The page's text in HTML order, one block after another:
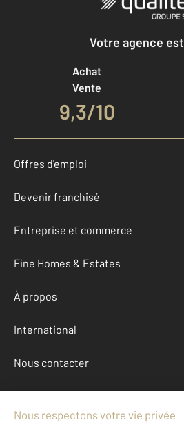
Votre agence
Achat
Vente
9,3/10
Offres d'emploi
Devenir franchisé
Entreprise et commerce
Fine Homes & Estates
À propos
International
Nous contacter
Mentions légales & CGU et